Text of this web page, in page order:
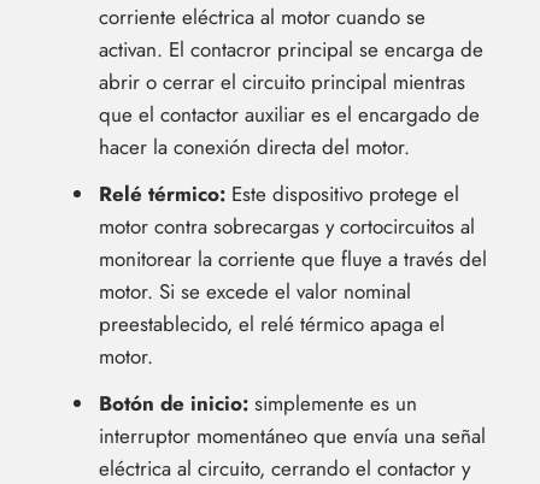
corriente eléctrica al motor cuando se
activan. El contacror principal se encarga de
abrir o cerrar el circuito principal mientras
que el contactor auxiliar es el encargado de
hacer la conexión directa del motor.
Relé térmico: Este dispositivo protege el
motor contra sobrecargas y cortocircuitos al
monitorear la corriente que fluye a través del
motor. Si se excede el valor nominal
preestablecido, el relé térmico apaga el
motor.
Botón de inicio: simplemente es un
interruptor momentáneo que envía una señal
eléctrica al circuito, cerrando el contactor y